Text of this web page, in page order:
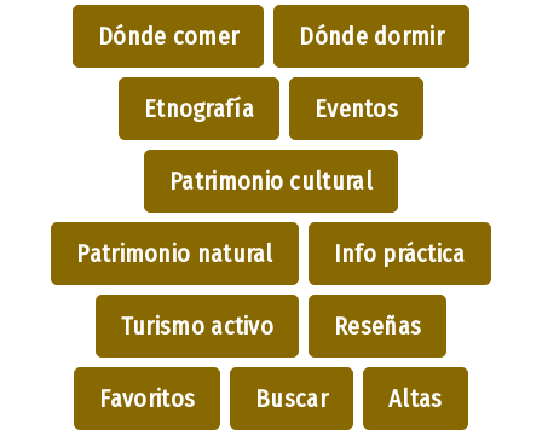
Dónde comer Dónde dormir
Etnografía Eventos
Patrimonio cultural
Patrimonio natural Info práctica
Turismo activo Reseñas
Favoritos Buscar Altas